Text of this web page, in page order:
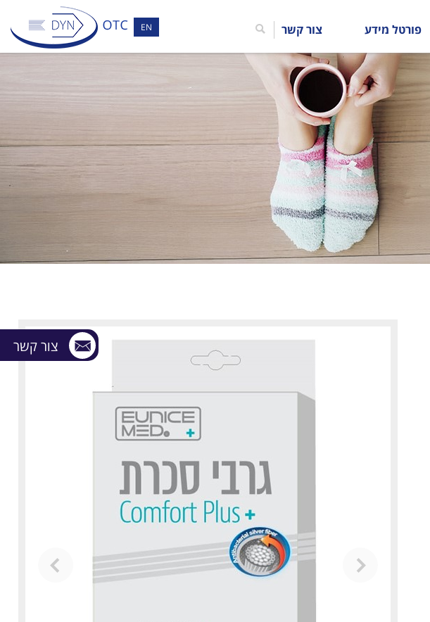
צור קשר
EN פורטל מידע צור קשר